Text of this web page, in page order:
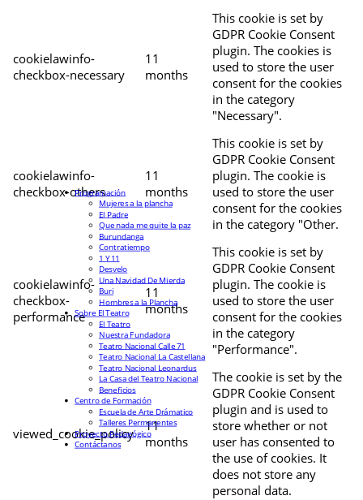
cookielawinfo-
checkbox-necessary
11
months
This cookie is set by
GDPR Cookie Consent
plugin. The cookies is
used to store the user
consent for the cookies
in the category
"Necessary".
cookielawinfo-
checkbox-others
11
months
This cookie is set by
GDPR Cookie Consent
plugin. The cookie is
used to store the user
consent for the cookies
in the category "Other.
cookielawinfo-
checkbox-
performance
11
months
This cookie is set by
GDPR Cookie Consent
plugin. The cookie is
used to store the user
consent for the cookies
in the category
"Performance".
viewed_cookie_policy
11
months
The cookie is set by the
GDPR Cookie Consent
plugin and is used to
store whether or not
user has consented to
the use of cookies. It
does not store any
personal data.
Programación
Mujeres a la plancha
El Padre
Que nada me quite la paz
Burundanga
Contratiempo
1 Y 11
Desvelo
Una Navidad De Mierda
Buri
Hombres a la Plancha
Sobre El Teatro
El Teatro
Nuestra Fundadora
Teatro Nacional Calle 71
Teatro Nacional La Castellana
Teatro Nacional Leonardus
La Casa del Teatro Nacional
Beneficios
Centro de Formación
Escuela de Arte Drámatico
Talleres Permanentes
Proyecto Pedagógico
Contáctanos